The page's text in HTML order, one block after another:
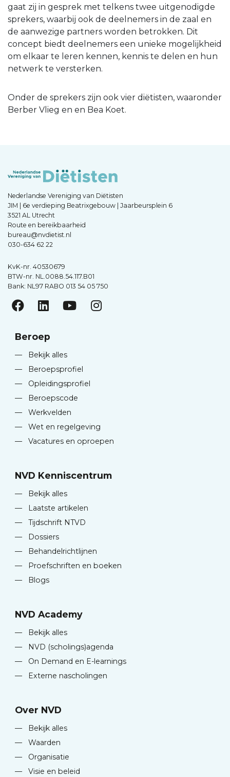
gaat zij in gesprek met telkens twee uitgenodigde
sprekers, waarbij ook de deelnemers in de zaal en
de aanwezige partners worden betrokken. Dit
concept biedt deelnemers een unieke mogelijkheid
om elkaar te leren kennen, kennis te delen en hun
netwerk te versterken.
Onder de sprekers zijn ook vier diëtisten, waaronder
Berber Vlieg en en Bea Koet.
Nederlandse Vereniging van Diëtisten
JIM | 6e verdieping Beatrixgebouw | Jaarbeursplein 6
3521 AL Utrecht
Route en bereikbaarheid
bureau@nvdietist.nl
030-634 62 22
KvK-nr. 40530679
BTW-nr. NL.0088.54.117.B01
Bank: NL97 RABO 013 54 05 750
Beroep
—
Bekijk alles
—
Beroepsprofiel
—
Opleidingsprofiel
—
Beroepscode
—
Werkvelden
—
Wet en regelgeving
—
Vacatures en oproepen
NVD Kenniscentrum
—
Bekijk alles
—
Laatste artikelen
—
Tijdschrift NTVD
—
Dossiers
—
Behandelrichtlijnen
—
Proefschriften en boeken
—
Blogs
NVD Academy
—
Bekijk alles
—
NVD (scholings)agenda
—
On Demand en E-learnings
—
Externe nascholingen
Over NVD
—
Bekijk alles
—
Waarden
—
Organisatie
—
Visie en beleid